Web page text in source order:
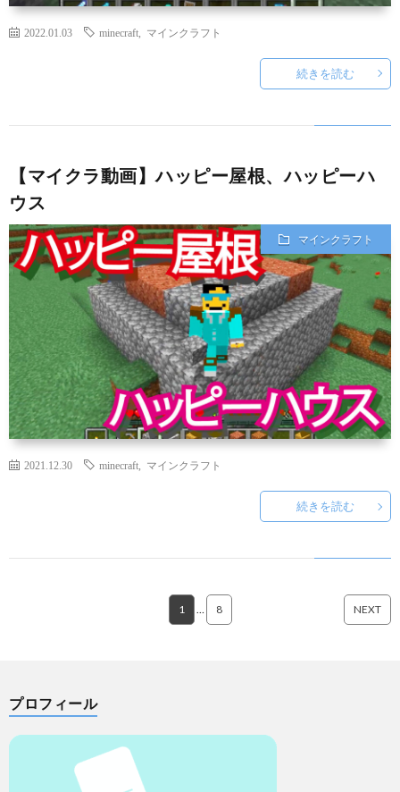
2022.01.03 minecraft マインクラフト
続きを読む
【マイクラ動画】ハッピー屋根、ハッピーハ
ウス
マインクラフト
2021.12.30 minecraft マインクラフト
続きを読む
1 … 8 NEXT
プロフィール